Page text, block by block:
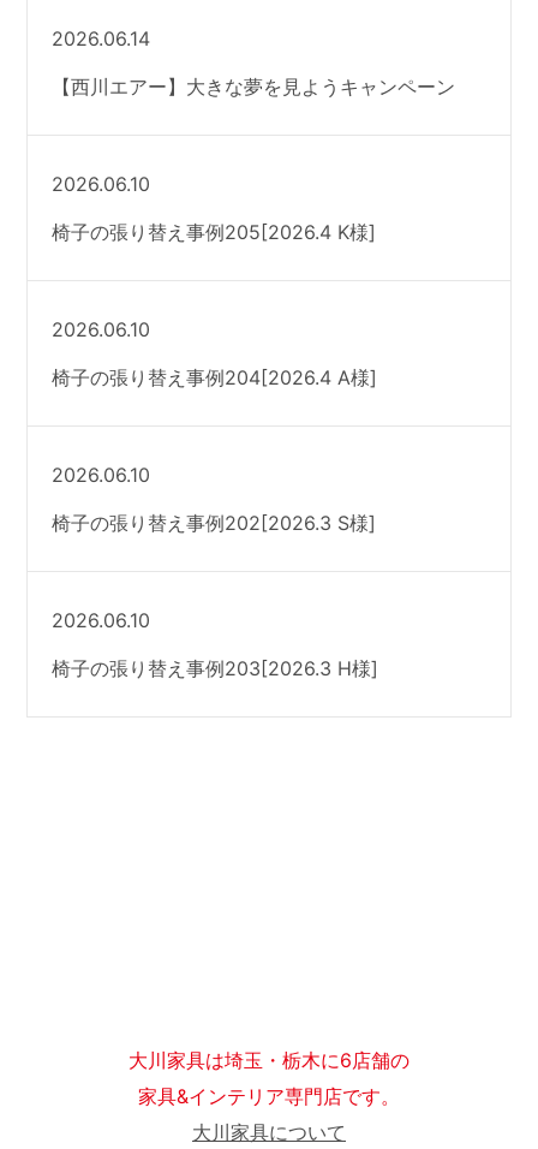
2026.06.14
【西川エアー】大きな夢を見ようキャンペーン
2026.06.10
椅子の張り替え事例205[2026.4 K様]
2026.06.10
椅子の張り替え事例204[2026.4 A様]
2026.06.10
椅子の張り替え事例202[2026.3 S様]
2026.06.10
椅子の張り替え事例203[2026.3 H様]
大川家具は埼玉・栃木に6店舗の
家具&インテリア専門店です。
大川家具について